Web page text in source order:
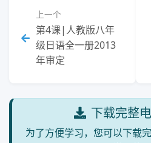
上一个
第4课|人教版八年
级日语全一册2013
年审定
下载完整
为了方便学习，您可以下载